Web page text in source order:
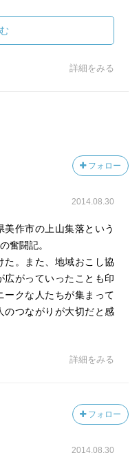
詳細をみる
フォロー
2014.08.30
作市の上山集落という
奮闘記。
た。また、地域おこし協
広がっていったことも印
ークな人たちが集まって
のつながりが大切だと感
詳細をみる
フォロー
2014.08.30